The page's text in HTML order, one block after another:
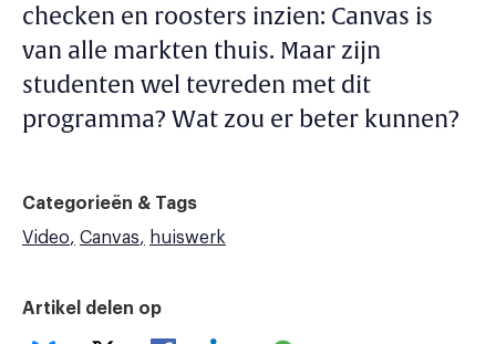
checken en roosters inzien: Canvas is
van alle markten thuis. Maar zijn
studenten wel tevreden met dit
programma? Wat zou er beter kunnen?
Categorieën & Tags
Video
Canvas huiswerk
Artikel delen op